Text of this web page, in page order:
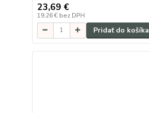
23,69 €
19,26 € bez DPH
Pridať do košíka